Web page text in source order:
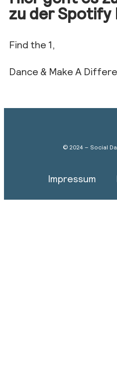
zu der Spotify
Find the 1,
Dance & Make A
© 2024 – Social
Impressum